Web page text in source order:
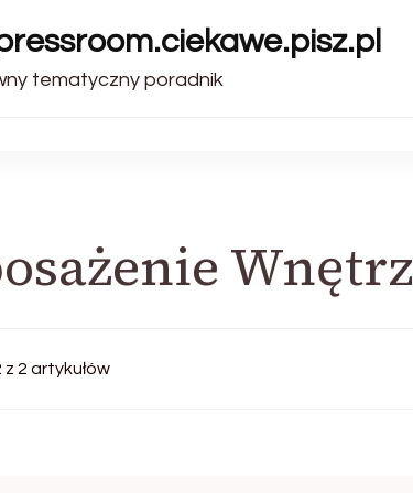
tematyczny poradnik
Wnętrz
z 2 artykułów